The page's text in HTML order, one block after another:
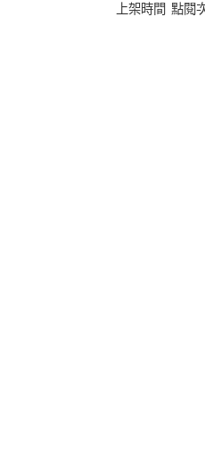
上架時間 點閱